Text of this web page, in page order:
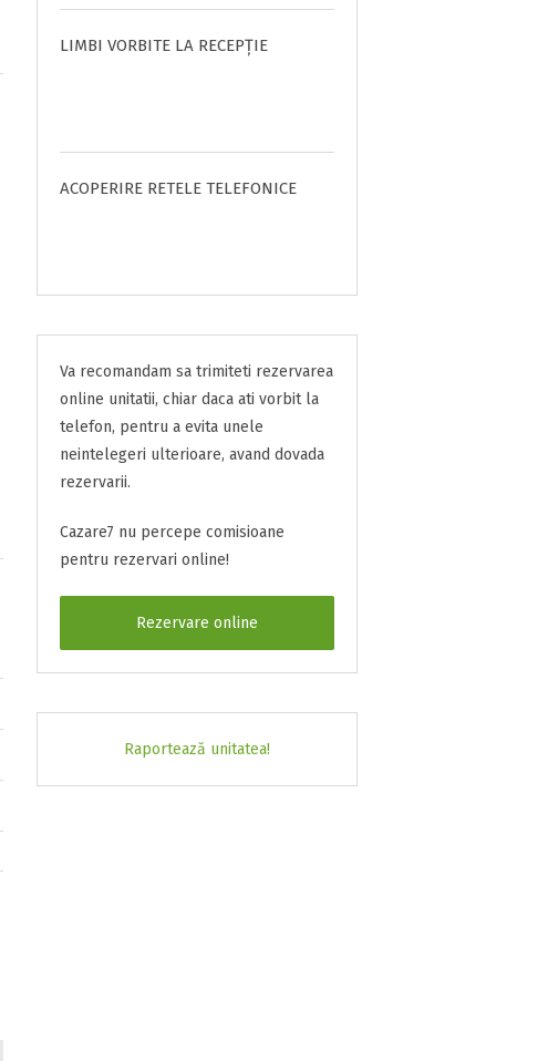
LIMBI VORBITE LA RECEPȚIE
ACOPERIRE RETELE TELEFONICE
Va recomandam sa trimiteti rezervarea
online unitatii, chiar daca ati vorbit la
telefon, pentru a evita unele
neintelegeri ulterioare, avand dovada
rezervarii.
Cazare7 nu percepe comisioane
pentru rezervari online!
Rezervare online
Raportează unitatea!